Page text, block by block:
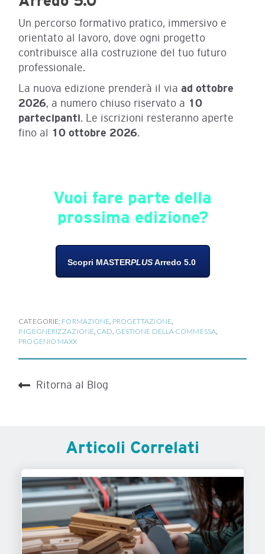
Un percorso formativo pratico, immersivo e
orientato al lavoro, dove ogni progetto
contribuisce alla costruzione del tuo futuro
professionale.
La nuova edizione prenderà il viaad ottobre
2026, a numero chiuso riservato a 10
partecipanti. Le iscrizioni resteranno aperte
fino al 10 ottobre 2026.
Vuoi fare parte della
prossima edizione?
Scopri MASTERPLUSArredo 5.0
CATEGORIE: FORMAZIONE, PROGETTAZIONE,
INGEGNERIZZAZIONE, CAD, GESTIONE DELLA COMMESSA,
PROGENIO MAXX
Ritorna al Blog
Articoli Correlati